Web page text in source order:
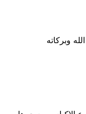
وبركاته